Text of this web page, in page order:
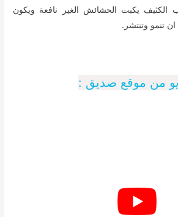
الكثيف يكبت الحشائش الغير نافعة ويكون
تنمو وتنتشر.
من موقع صديق :